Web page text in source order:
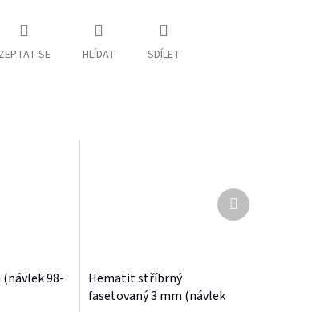
ZEPTAT SE HLÍDAT SDÍLET
98-
Hematit stříbrný
fasetovaný 3 mm (návlek
Další
produkt